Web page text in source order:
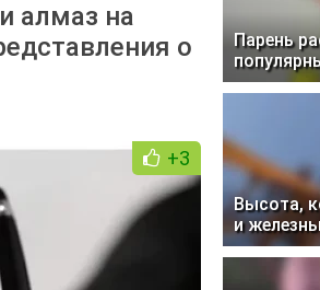
алмаз на
о
+3
Парень
Высота,
и